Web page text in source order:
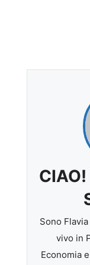
Sono
vivo in
Economia